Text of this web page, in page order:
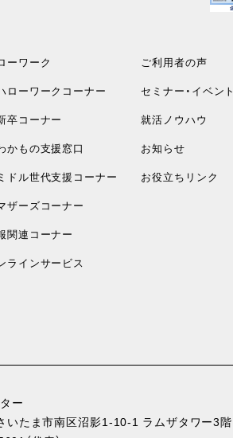
ーワーク
ローワークコーナー
卒コーナー
かもの支援窓口
ドル世代支援コーナー
ザーズコーナー
関連コーナー
ラインサービス
ご利用者の声
セミナー・イベント
就活ノウハウ
お知らせ
お役立ちリンク
ー
いたま市南区沼影1-10-1 ラムザタワー3階